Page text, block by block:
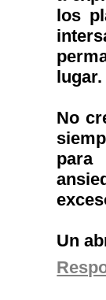
los
lugar.
No
para
Un